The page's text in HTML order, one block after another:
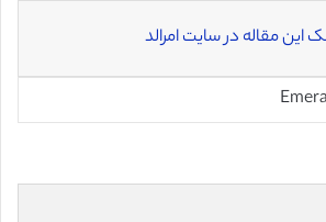
این مقاله در سایت امرالد